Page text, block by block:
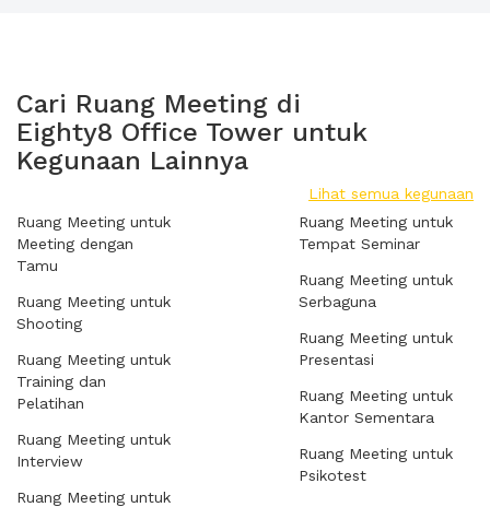
Cari Ruang Meeting di
Eighty8 Office Tower untuk
Kegunaan Lainnya
Lihat semua kegunaan
Ruang Meeting untuk
Meeting dengan
Tamu
Ruang Meeting untuk
Shooting
Ruang Meeting untuk
Training dan
Pelatihan
Ruang Meeting untuk
Interview
Ruang Meeting untuk
Ruang Meeting untuk
Tempat Seminar
Ruang Meeting untuk
Serbaguna
Ruang Meeting untuk
Presentasi
Ruang Meeting untuk
Kantor Sementara
Ruang Meeting untuk
Psikotest